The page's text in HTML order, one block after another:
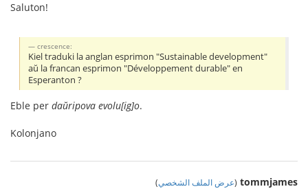
Saluton!
crescence:
Kiel traduki la anglan esprimon "Sustainable development"
aŭ la francan esprimon "Développement durable" en
Esperanton ?
Eble per daŭripova evolu[ig]o.
Kolonjano
tommjames
(عرض الملف الشخصي)